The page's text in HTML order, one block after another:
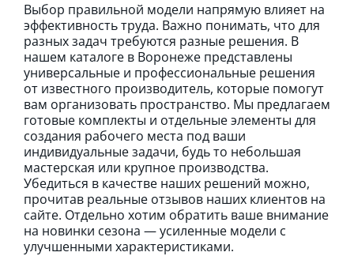
Выбор правильной модели напрямую влияет на
эффективность труда. Важно понимать, что для
разных задач требуются разные решения. В
нашем каталоге в Воронеже представлены
универсальные и профессиональные решения
от известного производитель, которые помогут
вам организовать пространство. Мы предлагаем
готовые комплекты и отдельные элементы для
создания рабочего места под ваши
индивидуальные задачи, будь то небольшая
мастерская или крупное производства.
Убедиться в качестве наших решений можно,
прочитав реальные отзывов наших клиентов на
сайте. Отдельно хотим обратить ваше внимание
на новинки сезона — усиленные модели с
улучшенными характеристиками.